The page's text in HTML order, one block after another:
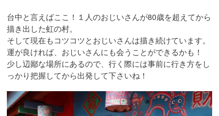
台中と言えばここ！１人のおじいさんが80歳を超えてから
描き出した虹の村。
そして現在もコツコツとおじいさんは描き続けています。
運が良ければ、おじいさんにも会うことができるかも！
少し辺鄙な場所にあるので、行く際には事前に行き方をし
っかり把握してから出発して下さいね！